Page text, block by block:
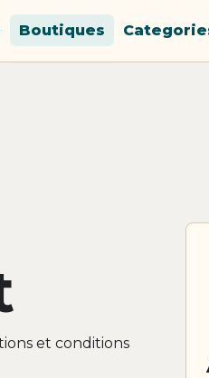
Boutiques
et conditions